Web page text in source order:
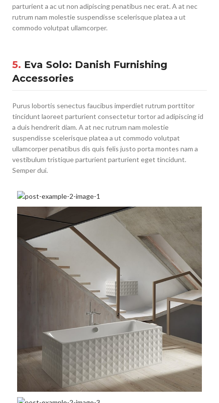
parturient a ac ut non adipiscing penatibus nec erat. A at nec
rutrum nam molestie suspendisse scelerisque platea a ut
commodo volutpat ullamcorper.
5. Eva Solo: Danish Furnishing
Accessories
Purus lobortis senectus faucibus imperdiet rutrum porttitor
tincidunt laoreet parturient consectetur tortor ad adipiscing id
a duis hendrerit diam. A at nec rutrum nam molestie
suspendisse scelerisque platea a ut commodo volutpat
ullamcorper penatibus dis quis felis justo porta montes nam a
vestibulum tristique parturient parturient eget tincidunt.
Semper dui.